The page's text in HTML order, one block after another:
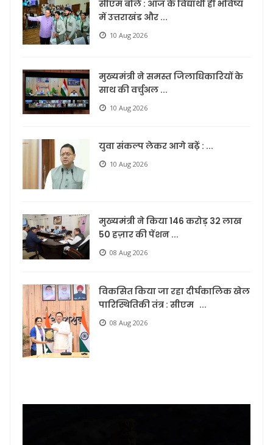
सीएम बोले : आज के विद्यार्थी ही भविष्य
में उत्तराखंड और ...
10 Aug 2026
मुख्यमंत्री ने समस्त जिलाधिकारियों के
साथ की वर्चुअल ...
10 Aug 2026
युवा संकल्प लेकर आगे बढ़ें : ...
10 Aug 2026
मुख्यमंत्री ने किया 146 करोड़ 32 लाख
50 हज़ार की पेंशन ...
08 Aug 2026
विकसित किया जा रहा दीर्घकालिक खेल
पारिस्थितिकी तंत्र : सीएम ...
08 Aug 2026